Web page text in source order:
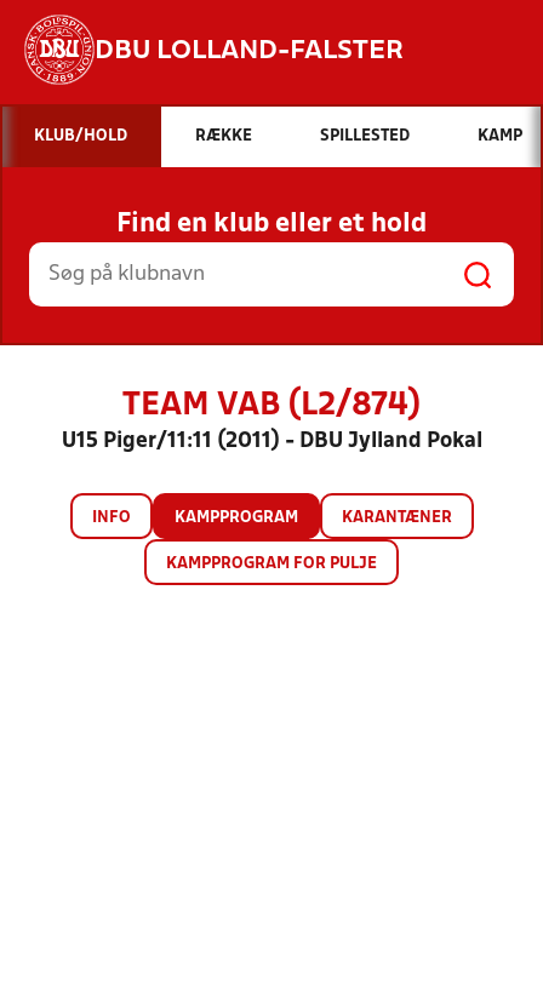
DBU LOLLAND-FALSTER
Hvad vil du søge efter?
INDHOLD OG NYHEDER
STILLINGER, RESULTATER, KLUBBER OG
HOLD
KLUB/HOLD RÆKKE SPILLESTED KAMP
Find en klub eller et hold
TEAM VAB (L2/874)
U15 Piger/11:11 (2011) - DBU Jylland Pokal
INFO KAMPPROGRAM KARANTÆNER
KAMPPROGRAM FOR PULJE